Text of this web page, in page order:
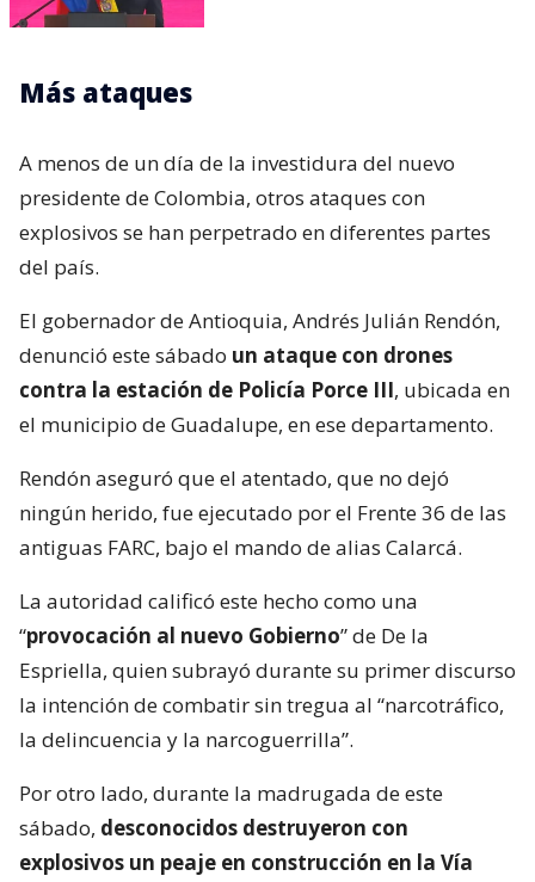
Más ataques
A menos de un día de la investidura del nuevo
presidente de Colombia, otros ataques con
explosivos se han perpetrado en diferentes partes
del país.
El gobernador de Antioquia, Andrés Julián Rendón,
denunció este sábado un ataque con drones
contra la estación de Policía Porce III, ubicada en
el municipio de Guadalupe, en ese departamento.
Rendón aseguró que el atentado, que no dejó
ningún herido, fue ejecutado por el Frente 36 de las
antiguas FARC, bajo el mando de alias Calarcá.
La autoridad calificó este hecho como una
“provocación al nuevo Gobierno” de De la
Espriella, quien subrayó durante su primer discurso
la intención de combatir sin tregua al “narcotráfico,
la delincuencia y la narcoguerrilla”.
Por otro lado, durante la madrugada de este
sábado, desconocidos destruyeron con
explosivos un peaje en construcción en la Vía